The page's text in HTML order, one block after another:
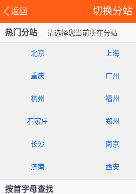
返回 切换分站
热门分站 请选择您当前所在分站
北京 上海
重庆 广州
杭州 福州
石家庄 郑州
长沙 南京
济南 西安
按首字母查找